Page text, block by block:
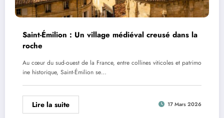
Saint-Émilion : Un village médiéval creusé dans la
roche
Au cœur du sud-ouest de la France, entre collines viticoles et patrimo
ine historique, Saint-Émilion se…
Lire la suite 17 Mars 2026